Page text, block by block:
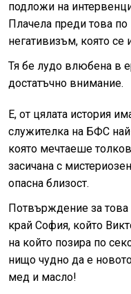
подложи на
Плачела преди това
негативизъм, която се
Тя бе лудо влюбена в
достатъчно внимание.
Е, от цялата история
служителка на БФС
която мечтаеше
засичана с
опасна близост.
Потвърждение за това
край София, който
на който позира по
нищо чудно да е
мед и масло!